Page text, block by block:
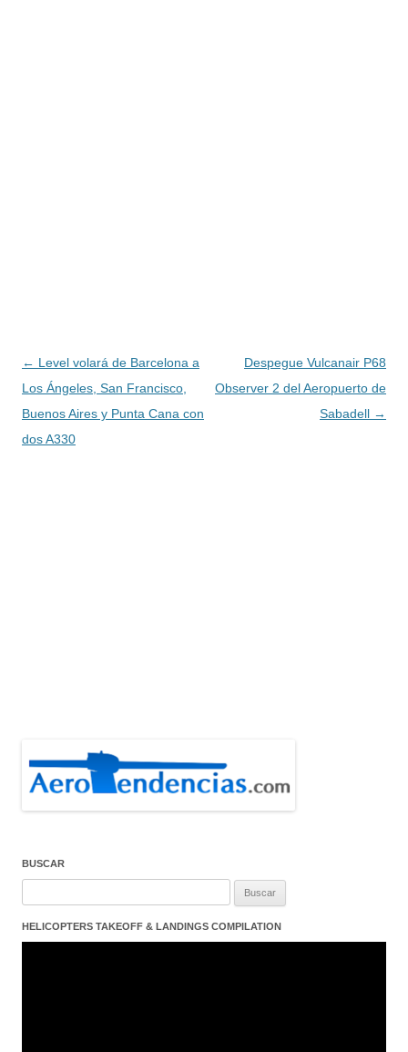
Navegación
de
entradas
← Level volará de Barcelona a
Los Ángeles, San Francisco,
Buenos Aires y Punta Cana con
dos A330
Despegue Vulcanair P68
Observer 2 del Aeropuerto de
Sabadell →
BUSCAR
HELICOPTERS TAKEOFF & LANDINGS COMPILATION